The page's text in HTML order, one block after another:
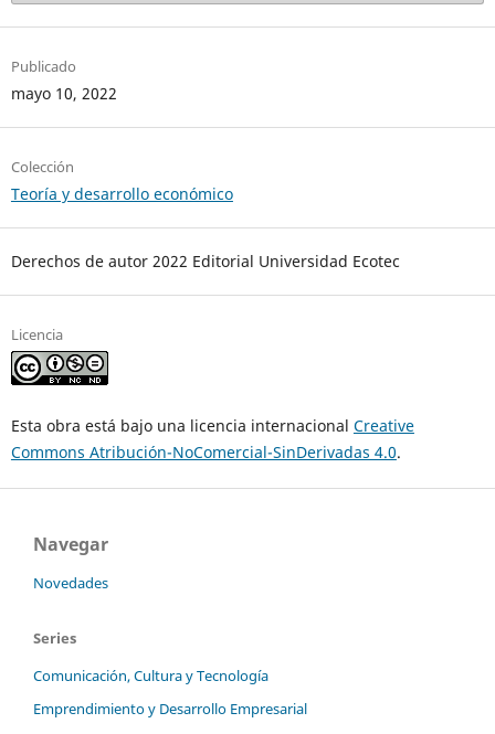
Publicado
mayo 10, 2022
Colección
Teoría y desarrollo económico
Derechos de autor 2022 Editorial Universidad Ecotec
Licencia
Esta obra está bajo una licencia internacional Creative
Commons Atribución-NoComercial-SinDerivadas 4.0.
Navegar
Novedades
Series
Comunicación, Cultura y Tecnología
Emprendimiento y Desarrollo Empresarial